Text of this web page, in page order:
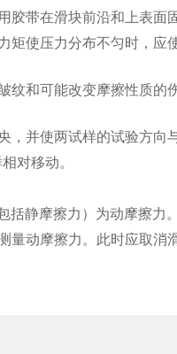
胶带在滑块前沿和上表面
使压力分布不匀时，应
纹和可能改变摩擦性质
，并使两试样的试验方向
对移动。
括静摩擦力）为动摩擦力
量动摩擦力。此时应取